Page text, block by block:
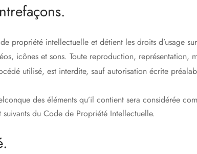
propriété intellectuelle et détient les droits d’usage
icônes et sons. Toute reproduction,
utilisé, est interdite, sauf autorisation écrite
des éléments qu’il contient sera considérée
du Code de Propriété Intellectuelle.